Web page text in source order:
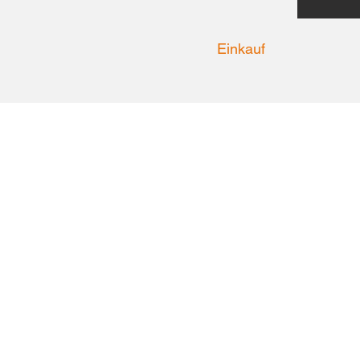
Einkauf